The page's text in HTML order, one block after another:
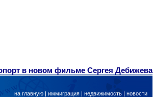
в новом фильме Сергея Дебижева
на главную | иммиграция | недвижимость | новости